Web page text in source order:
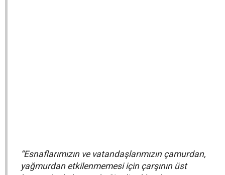
“Esnaflarımızın ve vatandaşlarımızın çamurdan,
yağmurdan etkilenmemesi için çarşının üst